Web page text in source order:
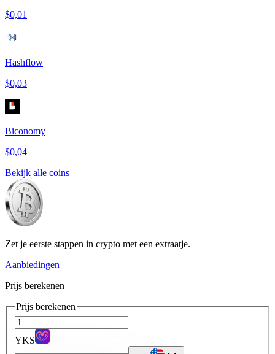
$0,01
Hashflow
$0,03
Biconomy
$0,04
Bekijk alle coins
Zet je eerste stappen in crypto met een extraatje.
Aanbiedingen
Prijs berekenen
Prijs berekenen
YKS